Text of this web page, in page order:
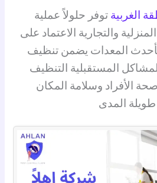
الغربية توفر حلولاً عملية
والتجارية الاعتماد على
المعدات يضمن تنظيف
المستقبلية التنظيف
الأفراد وسلامة المكان
المدى